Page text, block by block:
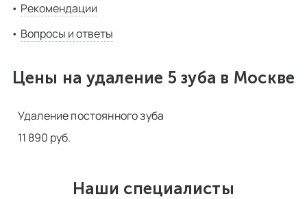
Рекомендации
Вопросы и ответы
Цены на удаление 5 зуба в Москве
Удаление постоянного зуба
11 890 руб.
Наши специалисты